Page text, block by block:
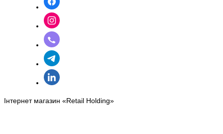
Інтернет магазин «Retail Holding»